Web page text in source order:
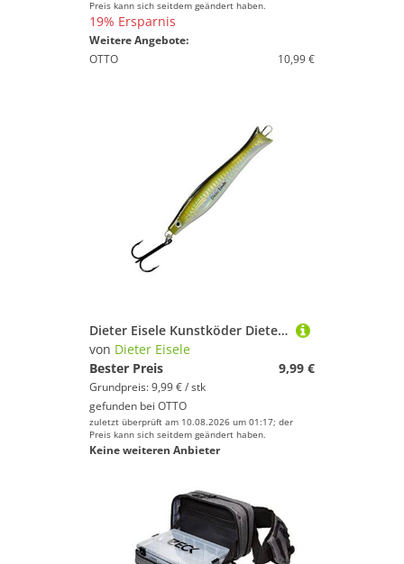
Preis kann sich seitdem geändert haben.
19% Ersparnis
Weitere Angebote:
OTTO
10,99 €
Dieter Eisele Kunstköder Dieter Eisele Pro Select Pilker Cod
von Dieter Eisele
Bester Preis
9,99 €
Grundpreis: 9,99 € / stk
gefunden bei OTTO
zuletzt überprüft am 10.08.2026 um 01:17; der
Preis kann sich seitdem geändert haben.
Keine weiteren Anbieter